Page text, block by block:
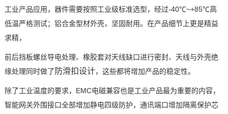
工业产品应用，器件需要按照工业级标准选型，经过-40℃~+85℃高
低温严格测试；铝合金型材外壳，坚固耐用。在产品细节上更是精益
求精，
前后挡板螺丝导电处理、橡胶套对天线缺口进行密封、天线与外壳绝
缘处理同时做了 防滑扣设计，这些都将增加产品的稳定性。
除了工业温度的要求， EMC电磁兼容也是工业产品最为重要的内容，
智能网关外围接口全部增加静电四级防护，通讯端口增加隔离保护芯